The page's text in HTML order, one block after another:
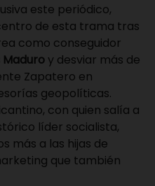
este periódico,
de esta trama tras
como conseguidor
Maduro y desviar más de
Zapatero en
geopolíticas.
con quien salía a
líder socialista,
más a las hijas de
que también